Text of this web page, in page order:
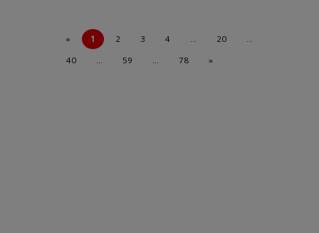
« 1 2 3 4 … 20
…
40
… 59 … 78 »